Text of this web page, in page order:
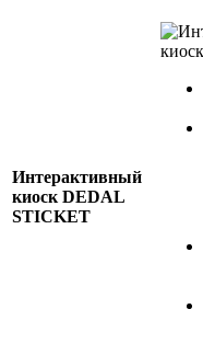
Интерактивный
киоск DEDAL
STICKET